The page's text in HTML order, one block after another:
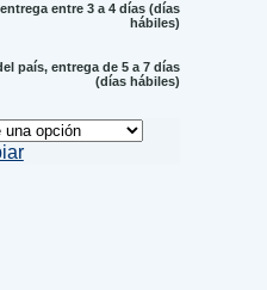
entre 3 a 4 días (días
hábiles)
país, entrega de 5 a 7 días
(días hábiles)